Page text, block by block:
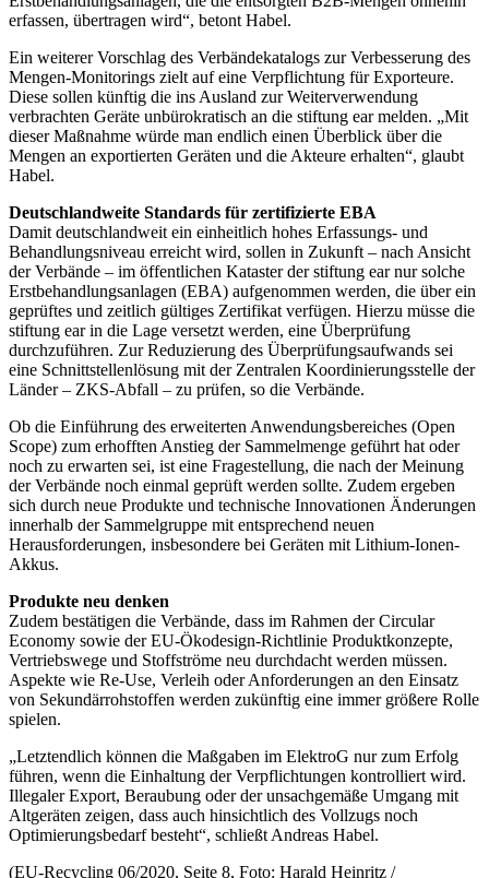
erfassen, übertragen wird“, betont Habel.
Ein weiterer Vorschlag des Verbändekatalogs zur Verbesserung des
Mengen-Monitorings zielt auf eine Verpflichtung für Exporteure.
Diese sollen künftig die ins Ausland zur Weiterverwendung
verbrachten Geräte unbürokratisch an die stiftung ear melden. „Mit
dieser Maßnahme würde man endlich einen Überblick über die
Mengen an exportierten Geräten und die Akteure erhalten“, glaubt
Habel.
Deutschlandweite Standards für zertifizierte EBA
Damit deutschlandweit ein einheitlich hohes Erfassungs- und
Behandlungsniveau erreicht wird, sollen in Zukunft – nach Ansicht
der Verbände – im öffentlichen Kataster der stiftung ear nur solche
Erstbehandlungsanlagen (EBA) aufgenommen werden, die über ein
geprüftes und zeitlich gültiges Zertifikat verfügen. Hierzu müsse die
stiftung ear in die Lage versetzt werden, eine Überprüfung
durchzuführen. Zur Reduzierung des Überprüfungsaufwands sei
eine Schnittstellenlösung mit der Zentralen Koordinierungsstelle der
Länder – ZKS-Abfall – zu prüfen, so die Verbände.
Ob die Einführung des erweiterten Anwendungsbereiches (Open
Scope) zum erhofften Anstieg der Sammelmenge geführt hat oder
noch zu erwarten sei, ist eine Fragestellung, die nach der Meinung
der Verbände noch einmal geprüft werden sollte. Zudem ergeben
sich durch neue Produkte und technische Innovationen Änderungen
innerhalb der Sammelgruppe mit entsprechend neuen
Herausforderungen, insbesondere bei Geräten mit Lithium-Ionen-
Akkus.
Produkte neu denken
Zudem bestätigen die Verbände, dass im Rahmen der Circular
Economy sowie der EU-Ökodesign-Richtlinie Produktkonzepte,
Vertriebswege und Stoffströme neu durchdacht werden müssen.
Aspekte wie Re-Use, Verleih oder Anforderungen an den Einsatz
von Sekundärrohstoffen werden zukünftig eine immer größere Rolle
spielen.
„Letztendlich können die Maßgaben im ElektroG nur zum Erfolg
führen, wenn die Einhaltung der Verpflichtungen kontrolliert wird.
Illegaler Export, Beraubung oder der unsachgemäße Umgang mit
Altgeräten zeigen, dass auch hinsichtlich des Vollzugs noch
Optimierungsbedarf besteht“, schließt Andreas Habel.
(EU-Recycling 06/2020, Seite 8, Foto: Harald Heinritz /